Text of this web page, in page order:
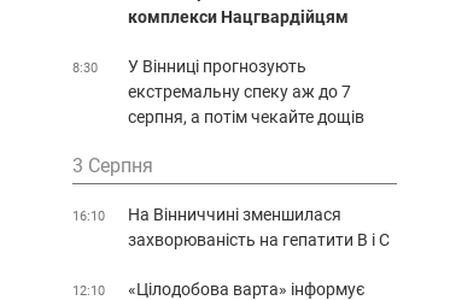
комплекси Нацгвардійцям
8:30
У Вінниці прогнозують
екстремальну спеку аж до 7
серпня, а потім чекайте дощів
3 Серпня
16:10
На Вінниччині зменшилася
захворюваність на гепатити В і С
12:10
«Цілодобова варта» інформує